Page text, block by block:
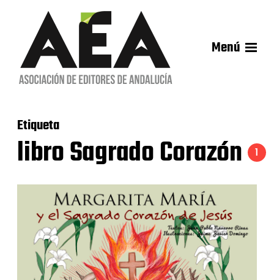
Menú
Etiqueta
libro Sagrado Corazón 1